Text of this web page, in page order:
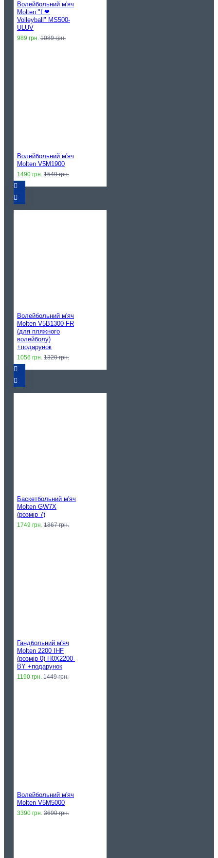
Волейбольний м'яч
Molten "I ❤︎
Volleyball" MS500-
ULUV
989 грн. 1089 грн.
Волейбольний м'яч
Molten V5M1900
1490 грн. 1549 грн.
Волейбольний м'яч
Molten V5B1300-FR
(для пляжного
волейболу)
+подарунок
1056 грн. 1320 грн.
Баскетбольний м'яч
Molten GW7X
(розмір 7)
1749 грн. 1867 грн.
Гандбольний м'яч
Molten 2200 IHF
(розмір 0) H0X2200-
BY +подарунок
1190 грн. 1449 грн.
Волейбольний м'яч
Molten V5M5000
3390 грн. 3690 грн.